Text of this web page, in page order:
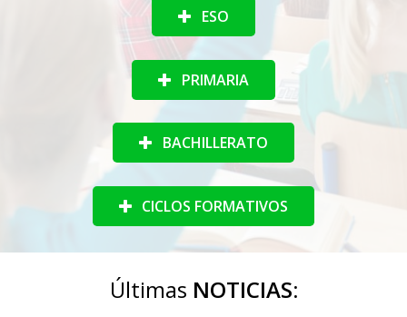
ESO
PRIMARIA
BACHILLERATO
CICLOS FORMATIVOS
Últimas NOTICIAS: